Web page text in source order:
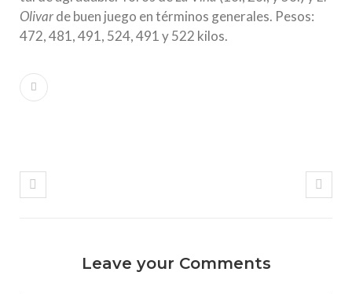
Olivarde buen juego en términos generales. Pesos:
472, 481, 491, 524, 491 y 522 kilos.
Leave your Comments